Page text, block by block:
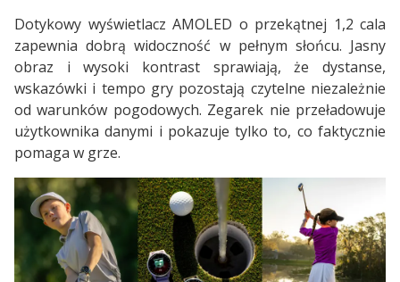
Dotykowy wyświetlacz AMOLED o przekątnej 1,2 cala
zapewnia dobrą widoczność w pełnym słońcu. Jasny
obraz i wysoki kontrast sprawiają, że dystanse,
wskazówki i tempo gry pozostają czytelne niezależnie
od warunków pogodowych. Zegarek nie przeładowuje
użytkownika danymi i pokazuje tylko to, co faktycznie
pomaga w grze.